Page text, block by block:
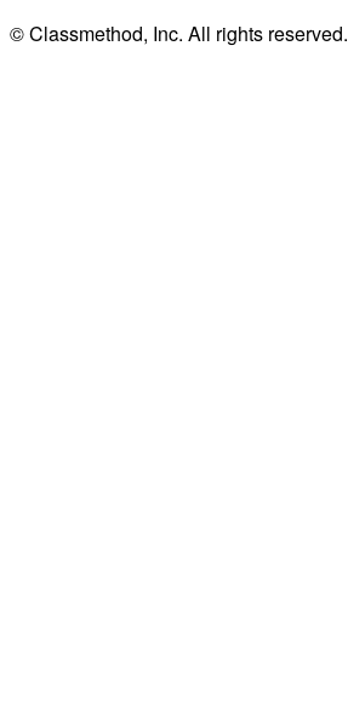
© Classmethod, Inc. All rights reserved.